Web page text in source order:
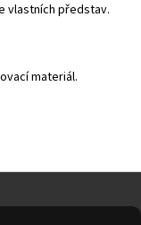
vlastních představ.
materiál.